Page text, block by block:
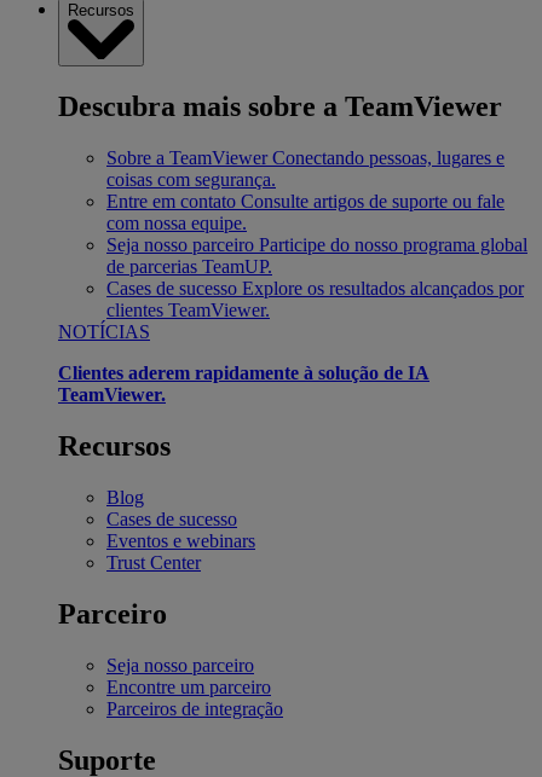
Recursos
Descubra mais sobre a TeamViewer
Sobre a TeamViewer Conectando pessoas, lugares e
coisas com segurança.
Entre em contato Consulte artigos de suporte ou fale
com nossa equipe.
Seja nosso parceiro Participe do nosso programa global
de parcerias TeamUP.
Cases de sucesso Explore os resultados alcançados por
clientes TeamViewer.
NOTÍCIAS
Clientes aderem rapidamente à solução de IA
TeamViewer.
Recursos
Blog
Cases de sucesso
Eventos e webinars
Trust Center
Parceiro
Seja nosso parceiro
Encontre um parceiro
Parceiros de integração
Suporte